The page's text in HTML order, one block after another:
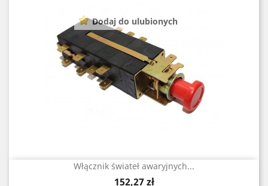
Włącznik świateł awaryjnych...
Cena
152,27 zł
Dodaj do ulubionych